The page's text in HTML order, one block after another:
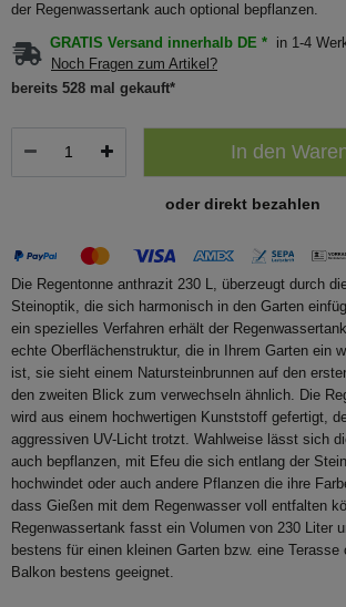
der Regenwassertank auch optional bepflanzen.
GRATIS Versand innerhalb DE *
in 1-4
Noch Fragen zum Artikel?
bereits 528 mal gekauft*
In den
oder direkt bezahlen
Die Regentonne anthrazit 230 L, überzeugt durch
Steinoptik, die sich harmonisch in den Garten
ein spezielles Verfahren erhält der
echte Oberflächenstruktur, die in Ihrem Garten ein
ist, sie sieht einem Natursteinbrunnen auf den
den zweiten Blick zum verwechseln ähnlich. Die
wird aus einem hochwertigen Kunststoff gefertigt,
aggressiven UV-Licht trotzt. Wahlweise lässt sich
auch bepflanzen, mit Efeu die sich entlang der
hochwindet oder auch andere Pflanzen die ihre
dass Gießen mit dem Regenwasser voll entfalten
Regenwassertank fasst ein Volumen von 230 Liter
bestens für einen kleinen Garten bzw. eine Terasse
Balkon bestens geeignet.